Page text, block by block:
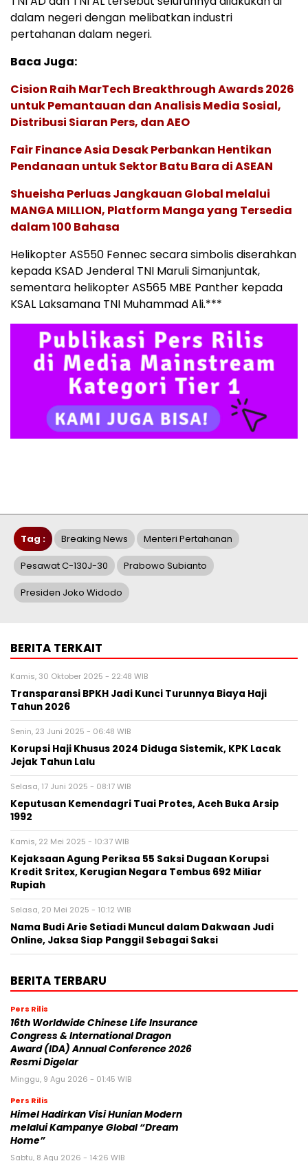
dalam negeri dengan melibatkan industri
pertahanan dalam negeri.
Baca Juga:
Cision Raih MarTech Breakthrough Awards 2026
untuk Pemantauan dan Analisis Media Sosial,
Distribusi Siaran Pers, dan AEO
Fair Finance Asia Desak Perbankan Hentikan
Pendanaan untuk Sektor Batu Bara di ASEAN
Shueisha Perluas Jangkauan Global melalui
MANGA MILLION, Platform Manga yang Tersedia
dalam 100 Bahasa
Helikopter AS550 Fennec secara simbolis diserahkan
kepada KSAD Jenderal TNI Maruli Simanjuntak,
sementara helikopter AS565 MBE Panther kepada
KSAL Laksamana TNI Muhammad Ali.***
Tag : Breaking News Menteri Pertahanan
Pesawat C-130J-30 Prabowo Subianto
Presiden Joko Widodo
BERITA TERKAIT
Kamis, 30 Oktober 2025 - 22:48 WIB
Transparansi BPKH Jadi Kunci Turunnya Biaya Haji
Tahun 2026
Senin, 23 Juni 2025 - 06:48 WIB
Korupsi Haji Khusus 2024 Diduga Sistemik, KPK Lacak
Jejak Tahun Lalu
Selasa, 17 Juni 2025 - 08:17 WIB
Keputusan Kemendagri Tuai Protes, Aceh Buka Arsip
1992
Kamis, 22 Mei 2025 - 10:37 WIB
Kejaksaan Agung Periksa 55 Saksi Dugaan Korupsi
Kredit Sritex, Kerugian Negara Tembus 692 Miliar
Rupiah
Selasa, 20 Mei 2025 - 10:12 WIB
Nama Budi Arie Setiadi Muncul dalam Dakwaan Judi
Online, Jaksa Siap Panggil Sebagai Saksi
BERITA TERBARU
Pers Rilis
16th Worldwide Chinese Life Insurance
Congress & International Dragon
Award (IDA) Annual Conference 2026
Resmi Digelar
Minggu, 9 Agu 2026 - 01:45 WIB
Pers Rilis
Himel Hadirkan Visi Hunian Modern
melalui Kampanye Global “Dream
Home”
Sabtu, 8 Agu 2026 - 14:26 WIB